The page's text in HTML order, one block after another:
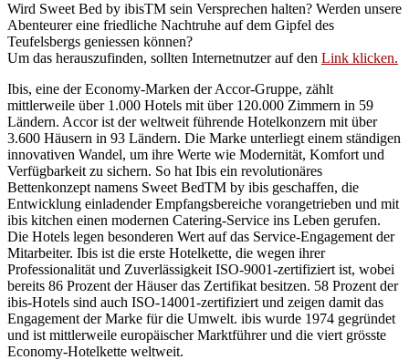
Wird Sweet Bed by ibisTM sein Versprechen halten? Werden unsere
Abenteurer eine friedliche Nachtruhe auf dem Gipfel des
Teufelsbergs geniessen können?
Um das herauszufinden, sollten Internetnutzer auf den Link klicken.
Ibis, eine der Economy-Marken der Accor-Gruppe, zählt
mittlerweile über 1.000 Hotels mit über 120.000 Zimmern in 59
Ländern. Accor ist der weltweit führende Hotelkonzern mit über
3.600 Häusern in 93 Ländern. Die Marke unterliegt einem ständigen
innovativen Wandel, um ihre Werte wie Modernität, Komfort und
Verfügbarkeit zu sichern. So hat Ibis ein revolutionäres
Bettenkonzept namens Sweet BedTM by ibis geschaffen, die
Entwicklung einladender Empfangsbereiche vorangetrieben und mit
ibis kitchen einen modernen Catering-Service ins Leben gerufen.
Die Hotels legen besonderen Wert auf das Service-Engagement der
Mitarbeiter. Ibis ist die erste Hotelkette, die wegen ihrer
Professionalität und Zuverlässigkeit ISO-9001-zertifiziert ist, wobei
bereits 86 Prozent der Häuser das Zertifikat besitzen. 58 Prozent der
ibis-Hotels sind auch ISO-14001-zertifiziert und zeigen damit das
Engagement der Marke für die Umwelt. ibis wurde 1974 gegründet
und ist mittlerweile europäischer Marktführer und die viert grösste
Economy-Hotelkette weltweit.